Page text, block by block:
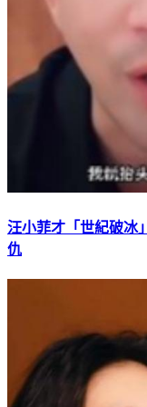
汪小菲才「世紀破冰
仇